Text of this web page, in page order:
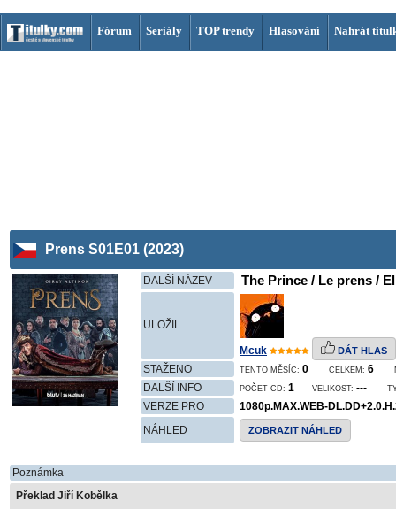
Fórum Seriály TOP trendy Hlasování Nahrát
Prens S01E01 (2023)
DALŠÍ NÁZEV The Prince / Le prens /
ULOŽIL
Mcuk DÁT HLAS
STAŽENO TENTO MĚSÍC: 0 CELKEM: 6
DALŠÍ INFO POČET CD: 1 VELIKOST: ---
VERZE PRO
1080p.MAX.WEB-
NÁHLED
ZOBRAZIT NÁHLED
Poznámka
Překlad Jiří Kobělka